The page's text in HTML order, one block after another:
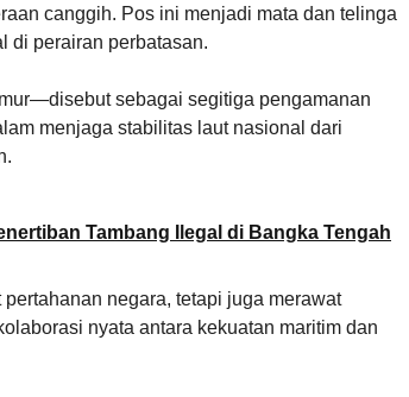
canggih. Pos ini menjadi mata dan telinga
di perairan perbatasan.
sebagai segitiga pengamanan
menjaga stabilitas laut nasional dari
Tambang Ilegal di Bangka Tengah
negara, tetapi juga merawat
nyata antara kekuatan maritim dan